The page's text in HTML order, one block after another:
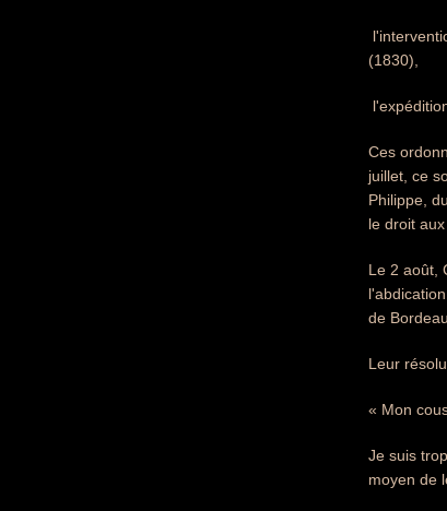

(1830),

Ces
juillet, ce
Philippe,
le droit
Le 2 août,
de
Leur
« Mon
Je suis
moyen de